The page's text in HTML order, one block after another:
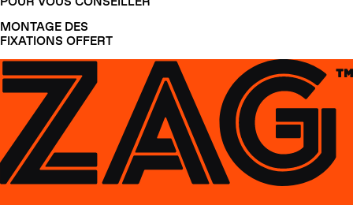
MONTAGE DES
FIXATIONS OFFERT